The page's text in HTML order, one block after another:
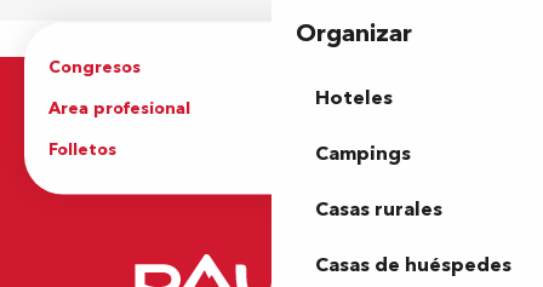
Organizar
Hoteles
Campings
Casas rurales
Casas de huéspedes
Congresos
Area profesional
Prensa
Folletos
Oficina de Turismo